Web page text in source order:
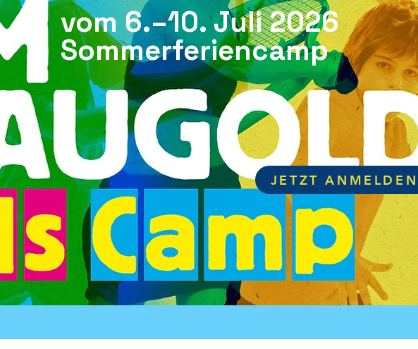
vom 6.–10. Juli 2026
Sommerferiencamp
JETZT ANMELDEN